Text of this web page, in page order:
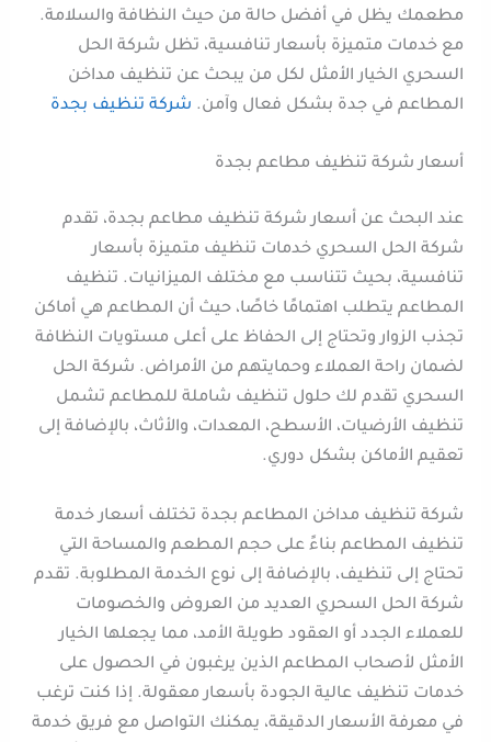
مطعمك يظل في أفضل حالة من حيث النظافة والسلامة.
مع خدمات متميزة بأسعار تنافسية، تظل شركة الحل
السحري الخيار الأمثل لكل من يبحث عن تنظيف مداخن
المطاعم في جدة بشكل فعال وآمن. شركة تنظيف بجدة
أسعار شركة تنظيف مطاعم بجدة
عند البحث عن أسعار شركة تنظيف مطاعم بجدة، تقدم
شركة الحل السحري خدمات تنظيف متميزة بأسعار
تنافسية، بحيث تتناسب مع مختلف الميزانيات. تنظيف
المطاعم يتطلب اهتمامًا خاصًا، حيث أن المطاعم هي أماكن
تجذب الزوار وتحتاج إلى الحفاظ على أعلى مستويات النظافة
لضمان راحة العملاء وحمايتهم من الأمراض. شركة الحل
السحري تقدم لك حلول تنظيف شاملة للمطاعم تشمل
تنظيف الأرضيات، الأسطح، المعدات، والأثاث، بالإضافة إلى
تعقيم الأماكن بشكل دوري.
شركة تنظيف مداخن المطاعم بجدة تختلف أسعار خدمة
تنظيف المطاعم بناءً على حجم المطعم والمساحة التي
تحتاج إلى تنظيف، بالإضافة إلى نوع الخدمة المطلوبة. تقدم
شركة الحل السحري العديد من العروض والخصومات
للعملاء الجدد أو العقود طويلة الأمد، مما يجعلها الخيار
الأمثل لأصحاب المطاعم الذين يرغبون في الحصول على
خدمات تنظيف عالية الجودة بأسعار معقولة. إذا كنت ترغب
في معرفة الأسعار الدقيقة، يمكنك التواصل مع فريق خدمة